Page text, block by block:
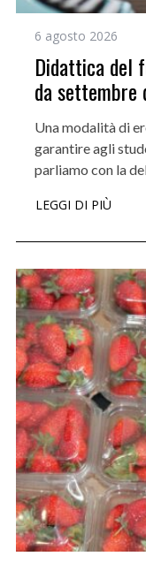
6 agosto 2026
Didattica del
da settembre
Una modalità di
garantire agli
parliamo con la
LEGGI DI PIÙ